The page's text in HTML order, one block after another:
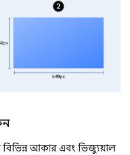
আকার এবং ভিজ্যুয়াল